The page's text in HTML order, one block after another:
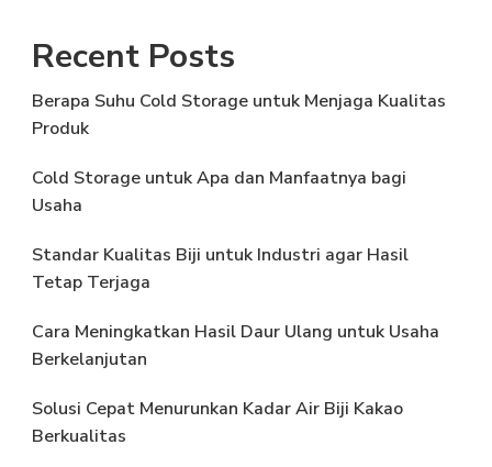
Recent Posts
Berapa Suhu Cold Storage untuk Menjaga Kualitas
Produk
Cold Storage untuk Apa dan Manfaatnya bagi
Usaha
Standar Kualitas Biji untuk Industri agar Hasil
Tetap Terjaga
Cara Meningkatkan Hasil Daur Ulang untuk Usaha
Berkelanjutan
Solusi Cepat Menurunkan Kadar Air Biji Kakao
Berkualitas